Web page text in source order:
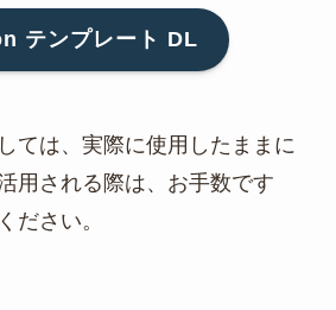
テンプレート DL
ては、実際に使用したままに
用される際は、お手数です
ださい。